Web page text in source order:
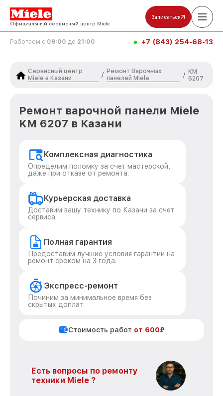
Официальный сервисный центр Miele
Записаться
Работаем с 09:00 до 21:00 +7 (843) 254-68-13
Сервисный центр
Miele в Казани
/
Ремонт Варочных
панелей Miele
/ KM
6207
Ремонт варочной панели Miele
KM 6207 в Казани
Комплексная диагностика
Определим поломку за счет мастерской,
даже при отказе от ремонта.
Курьерская доставка
Доставим вашу технику по Казани за счет
сервиса.
Полная гарантия
Предоставим лучшие условия гарантии на
ремонт сроком на 3 года.
Экспресс-ремонт
Починим за минимальное время без
скрытых доплат.
Стоимость работ от 600₽
Есть вопросы по ремонту
техники Miele ?